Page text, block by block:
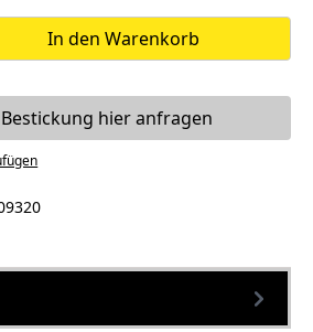
In den Warenkorb
hier anfragen